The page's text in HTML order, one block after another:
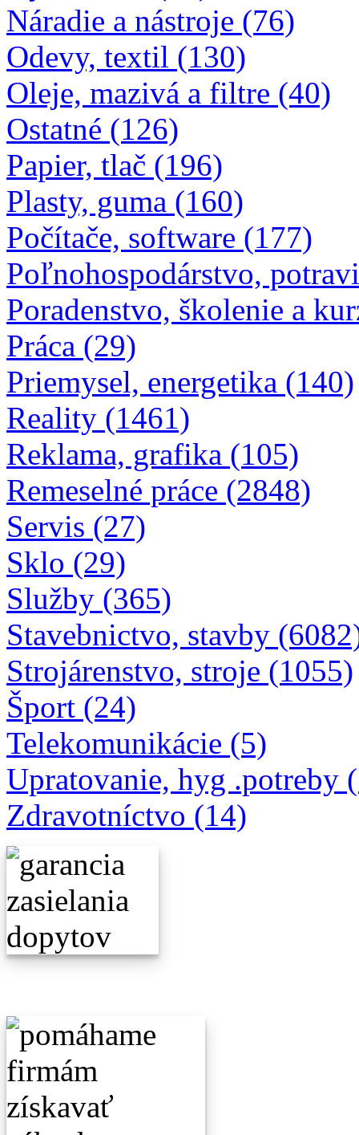
Náradie a nástroje (76)
Odevy, textil (130)
Oleje, mazivá a filtre (40)
Ostatné (126)
Papier, tlač (196)
Plasty, guma (160)
Počítače, software (177)
Poľnohospodárstvo,
Poradenstvo, školenie a
Práca (29)
Priemysel, energetika (140)
Reality (1461)
Reklama, grafika (105)
Remeselné práce (2848)
Servis (27)
Sklo (29)
Služby (365)
Stavebnictvo, stavby
Strojárenstvo, stroje (1055)
Šport (24)
Telekomunikácie (5)
Upratovanie, hyg .potreby
Zdravotníctvo (14)